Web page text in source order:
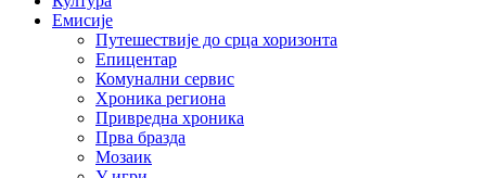
Емисије
Путешествије до срца хоризонта
Епицентар
Комунални сервис
Хроника региона
Привредна хроника
Прва бразда
Мозаик